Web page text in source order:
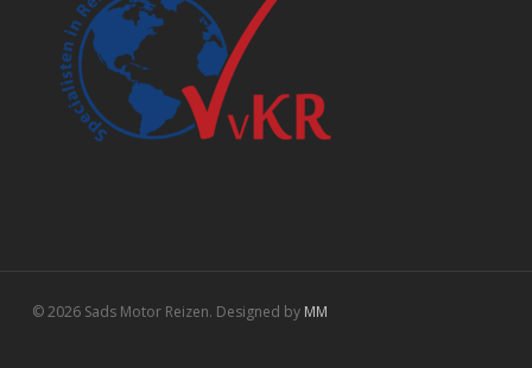
© 2026 Sads Motor Reizen. Designed by MM